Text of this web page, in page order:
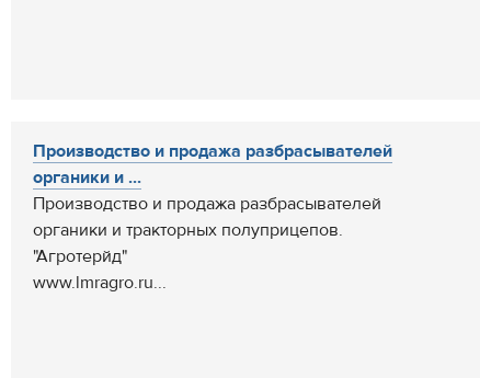
Производство и продажа разбрасывателей
органики и ...
Производство и продажа разбрасывателей
органики и тракторных полуприцепов.
"Агротерйд"
www.lmragro.ru...